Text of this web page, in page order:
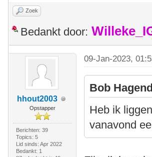
Zoek
Bedankt door:
hhout2003
Opstapper
Berichten: 39
Topics: 5
Lid sinds: Apr 2022
Bedankt: 1
09-Jan-2023,
Bob
Heb ik
vanavond